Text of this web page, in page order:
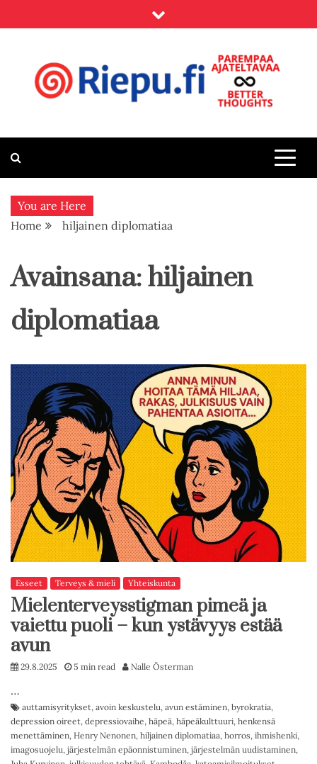
to
Riepu.fi
You are Here
Home
hiljainen diplomatiaa
Avainsana:hiljainen
diplomatiaa
Esseet Terveys & mieli Yhteiskunta
Mielenterveysstigman pimeä ja
vaiettu puoli – kun ystävyys estää
avun
29.8.2025 5 min read Nalle Österman
…
auttamisyritykset, avoin keskustelu, avun estäminen, byrokratia,
depression oireet, depressiovaihe, häpeä, häpeäkulttuuri, henkensä
menettäminen, Henry Nenonen, hiljainen diplomatiaa, horros, ihmishenki,
imagosuojelu, järjestelmän epäonnistuminen, järjestelmän uudistaminen,